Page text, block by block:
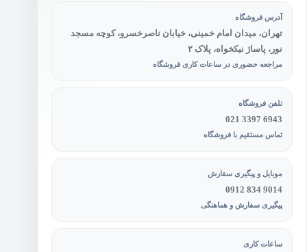
آدرس فروشگاه
تهران، میدان امام خمینی، خیابان ناصرخسرو، کوچه مسجد
نور، پاساژ نیکخواه، پلاک ۲
مراجعه حضوری در ساعات کاری فروشگاه
تلفن فروشگاه
021 3397 6943
تماس مستقیم با فروشگاه
موبایل و پیگیری سفارش
0912 834 9014
پیگیری سفارش و هماهنگی
ساعات کاری